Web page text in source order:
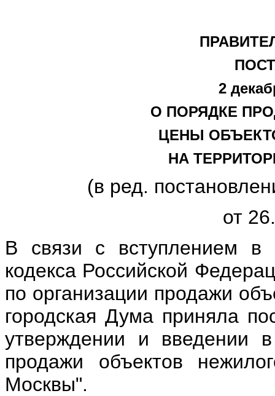
2
О ПОРЯДКЕ
ЦЕНЫ
НА
(в ред.
от
В связи с вступлением в
кодекса Российской
по организации продажи
городская Дума приняла
утверждении и введении
продажи объектов
Москвы".